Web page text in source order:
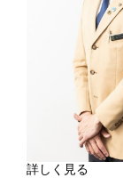
詳しく見る